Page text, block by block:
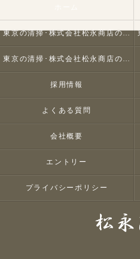
東京の清掃･株式会社松永商店の口コミ情報
東京の清掃･株式会社松永商店のお客様の声
採用情報
よくある質問
会社概要
エントリー
プライバシーポリシー